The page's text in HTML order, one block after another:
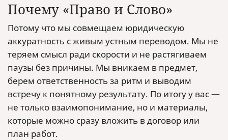
Почему «Право и Слово»
Потому что мы совмещаем юридическую
аккуратность с живым устным переводом. Мы не
теряем смысл ради скорости и не растягиваем
паузы без причины. Мы вникаем в предмет,
берем ответственность за ритм и выводим
встречу к понятному результату. По итогу у вас —
не только взаимопонимание, но и материалы,
которые можно сразу вложить в договор или
план работ.